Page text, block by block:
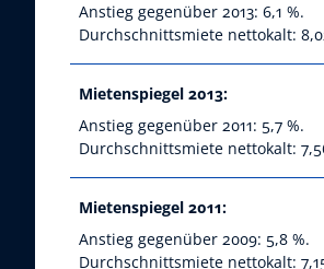
Anstieg gegenüber 2013: 6,1 %.
Durchschnittsmiete nettokalt:
Mietenspiegel 2013:
Anstieg gegenüber 2011: 5,7 %.
Durchschnittsmiete nettokalt:
Mietenspiegel 2011:
Anstieg gegenüber 2009: 5,8 %.
Durchschnittsmiete nettokalt: